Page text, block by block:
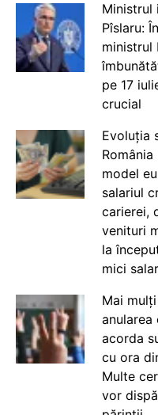
Ministrul
Pîslaru:
ministrul
pe 17
crucial
Evoluția
model
salariul
carierei,
venituri
la
mici
Mai
anularea
acorda
cu ora
Multe
vor